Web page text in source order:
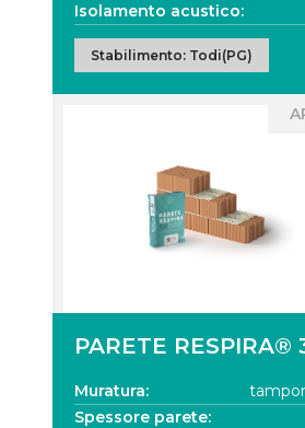
Isolamento acustico:
Stabilimento: Todi(PG)
PARETE RESPIRA®
Muratura:
Spessore parete: